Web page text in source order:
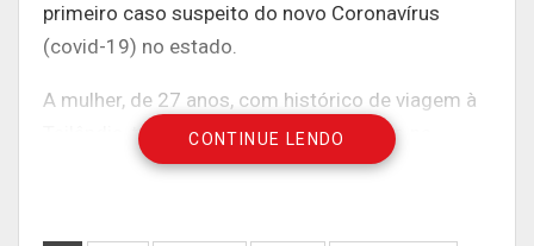
primeiro caso suspeito do novo Coronavírus
(covid-19) no estado.
A mulher, de 27 anos, com histórico de viagem à
Tailândia, teve seu primeiro atendimento na
unidade básica de saúde Lélio Silva, em Macapá,
CONTINUE LENDO